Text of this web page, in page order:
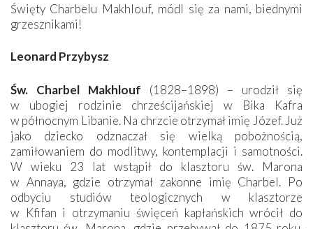
Święty Charbelu Makhlouf, módl się za nami, biednymi
grzesznikami!
Leonard Przybysz
Św. Charbel Makhlouf (1828–1898) – urodził się
w ubogiej rodzinie chrześcijańskiej w Bika Kafra
w północnym Libanie. Na chrzcie otrzymał imię Józef. Już
jako dziecko odznaczał się wielką pobożnością,
zamiłowaniem do modlitwy, kontemplacji i samotności.
W wieku 23 lat wstąpił do klasztoru św. Marona
w Annaya, gdzie otrzymał zakonne imię Charbel. Po
odbyciu studiów teologicznych w klasztorze
w Kfifan i otrzymaniu święceń kapłańskich wrócił do